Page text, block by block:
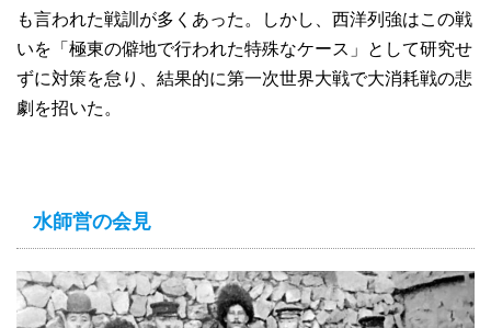
も言われた戦訓が多くあった。しかし、西洋列強はこの戦
いを「極東の僻地で行われた特殊なケース」として研究せ
ずに対策を怠り、結果的に第一次世界大戦で大消耗戦の悲
劇を招いた。
水師営の会見